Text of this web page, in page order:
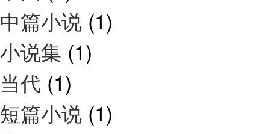
中篇小说 (1)
小说集 (1)
当代 (1)
短篇小说 (1)